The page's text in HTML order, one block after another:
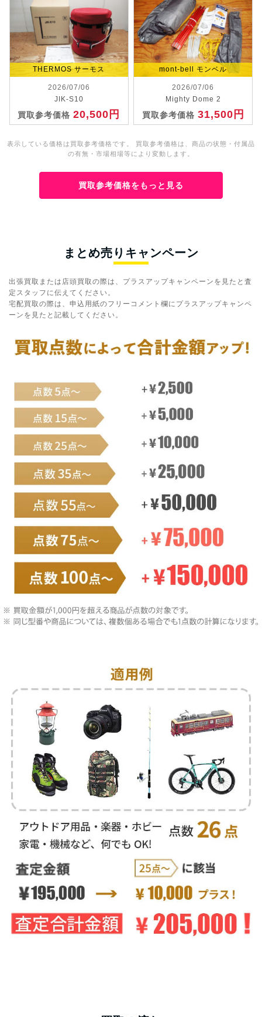
THERMOS サーモス
2026/07/06
JIK-S10
買取参考価格20,500円
mont-bell モンベル
2026/07/06
Mighty Dome 2
買取参考価格 31,500円
表示している価格は買取参考価格です。 買取参考価格は、商品の状態・付属品
の有無・市場相場等により変動します。
買取参考価格をもっと見る
まとめ売りキャンペーン
出張買取または店頭買取の際は、プラスアップキャンペーンを見たと査
定スタッフに伝えてください。
宅配買取の際は、申込用紙のフリーコメント欄にプラスアップキャンペ
ーンを見たと記載してください。